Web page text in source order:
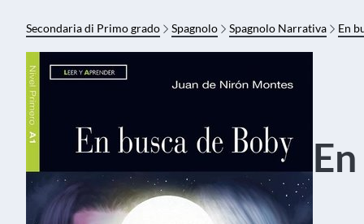
Secondaria di Primo grado Spagnolo Spagnolo Narrativa En